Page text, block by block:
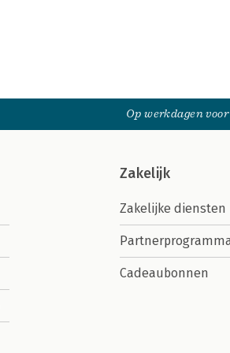
Op werkdagen
Zakelijk
Zakelijke diensten
Cadeaubonnen